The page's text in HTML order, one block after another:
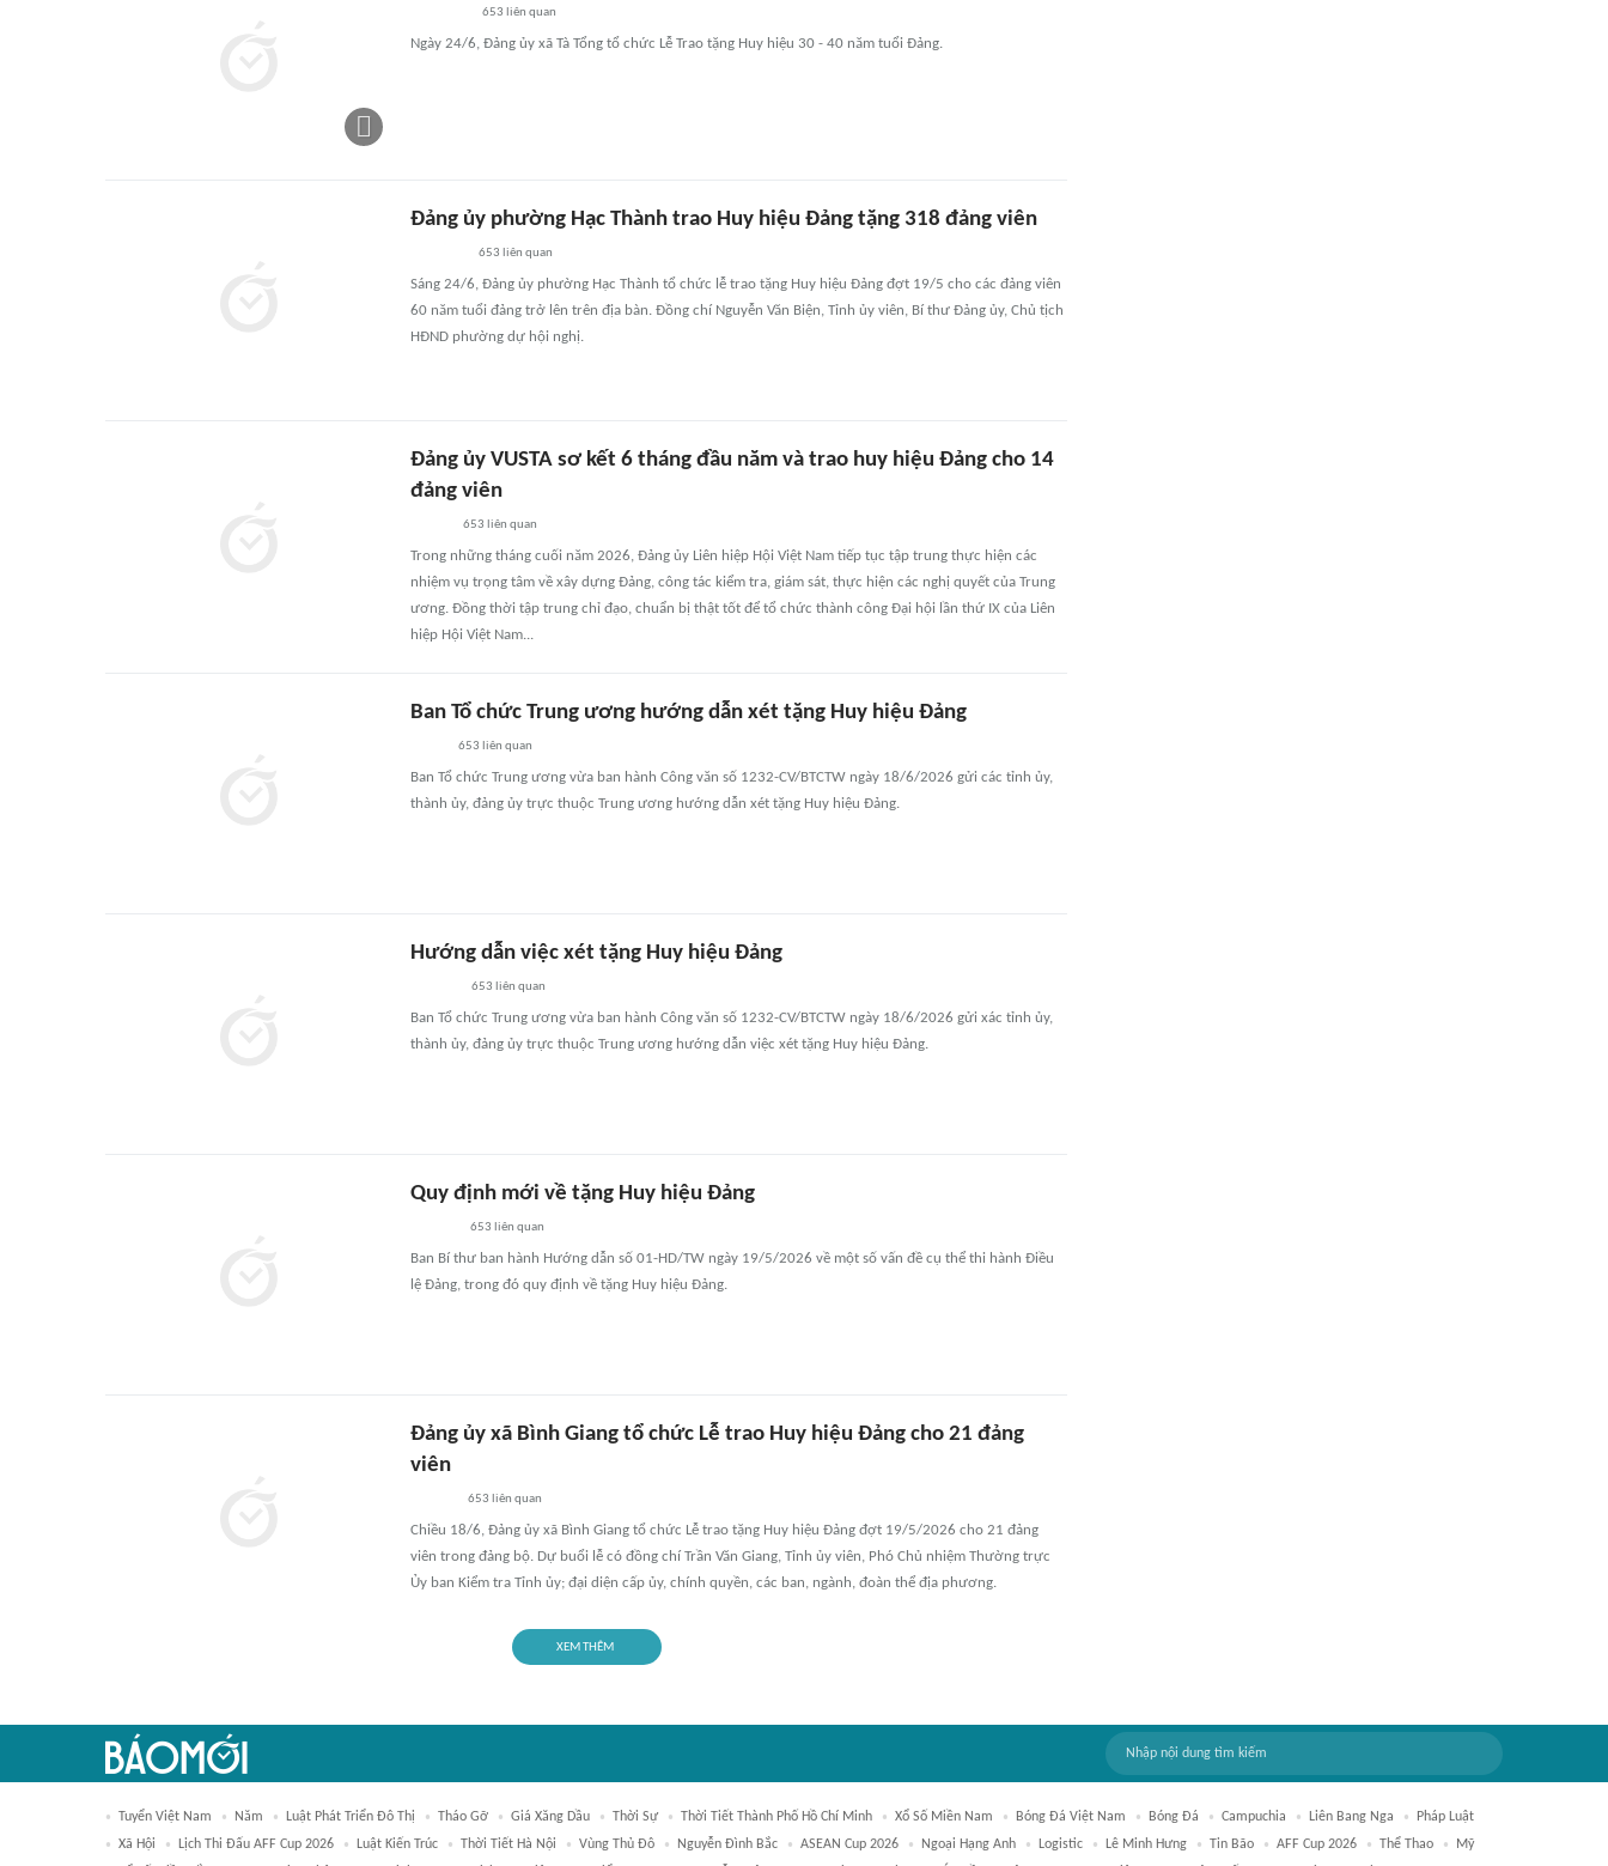
653 liên quan
Ngày 24/6, Đảng ủy xã Tà Tổng tổ chức Lễ Trao tặng Huy hiệu 30 - 40 năm tuổi Đảng.
Đảng ủy phường Hạc Thành trao Huy hiệu Đảng tặng 318 đảng viên
653 liên quan
Sáng 24/6, Đảng ủy phường Hạc Thành tổ chức lễ trao tặng Huy hiệu Đảng đợt 19/5 cho các đảng viên
60 năm tuổi đảng trở lên trên địa bàn. Đồng chí Nguyễn Văn Biện, Tỉnh ủy viên, Bí thư Đảng ủy, Chủ tịch
HĐND phường dự hội nghị.
Đảng ủy VUSTA sơ kết 6 tháng đầu năm và trao huy hiệu Đảng cho 14
đảng viên
653 liên quan
Trong những tháng cuối năm 2026, Đảng ủy Liên hiệp Hội Việt Nam tiếp tục tập trung thực hiện các
nhiệm vụ trọng tâm về xây dựng Đảng, công tác kiểm tra, giám sát, thực hiện các nghị quyết của Trung
ương. Đồng thời tập trung chỉ đạo, chuẩn bị thật tốt để tổ chức thành công Đại hội lần thứ IX của Liên
hiệp Hội Việt Nam...
Ban Tổ chức Trung ương hướng dẫn xét tặng Huy hiệu Đảng
653 liên quan
Ban Tổ chức Trung ương vừa ban hành Công văn số 1232-CV/BTCTW ngày 18/6/2026 gửi các tỉnh ủy,
thành ủy, đảng ủy trực thuộc Trung ương hướng dẫn xét tặng Huy hiệu Đảng.
Hướng dẫn việc xét tặng Huy hiệu Đảng
653 liên quan
Ban Tổ chức Trung ương vừa ban hành Công văn số 1232-CV/BTCTW ngày 18/6/2026 gửi xác tỉnh ủy,
thành ủy, đảng ủy trực thuộc Trung ương hướng dẫn việc xét tặng Huy hiệu Đảng.
Quy định mới về tặng Huy hiệu Đảng
653 liên quan
Ban Bí thư ban hành Hướng dẫn số 01-HD/TW ngày 19/5/2026 về một số vấn đề cụ thể thi hành Điều
lệ Đảng, trong đó quy định về tặng Huy hiệu Đảng.
Đảng ủy xã Bình Giang tổ chức Lễ trao Huy hiệu Đảng cho 21 đảng
viên
653 liên quan
Chiều 18/6, Đảng ủy xã Bình Giang tổ chức Lễ trao tặng Huy hiệu Đảng đợt 19/5/2026 cho 21 đảng
viên trong đảng bộ. Dự buổi lễ có đồng chí Trần Văn Giang, Tỉnh ủy viên, Phó Chủ nhiệm Thường trực
Ủy ban Kiểm tra Tỉnh ủy; đại diện cấp ủy, chính quyền, các ban, ngành, đoàn thể địa phương.
XEM THÊM
Tuyển Việt Nam Năm Luật Phát Triển Đô Thị Tháo Gỡ Giá Xăng Dầu Thời Sự Thời Tiết Thành Phố Hồ Chí Minh Xổ Số Miền Nam Bóng Đá Việt Nam Bóng Đá Campuchia Liên Bang Nga
Pháp Luật
Xã Hội
Lịch Thi Đấu AFF Cup 2026 Luật Kiến Trúc Thời Tiết Hà Nội Vùng Thủ Đô Nguyễn Đình Bắc ASEAN Cup 2026 Ngoại Hạng Anh Logistic Lê Minh Hưng Tin Bão AFF Cup 2026 Thể Thao
Mỹ